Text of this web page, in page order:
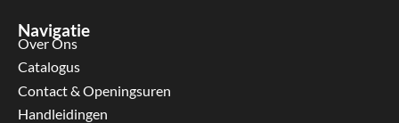
Navigatie
Over Ons
Catalogus
Contact & Openingsuren
Handleidingen